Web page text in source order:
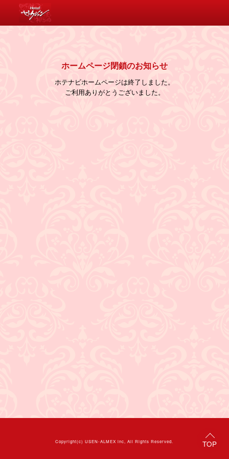
消費税について
ホームページ閉鎖のお知らせ
ホテナビホームページは終了しました。
ご利用ありがとうございました。
Copyright(c)USEN-ALMEX inc, All Rights Reserved.